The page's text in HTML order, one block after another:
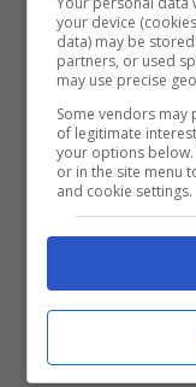
Restano
L’inizio del
posticipato
nazionaleda
I16
your device
data) may be
partners, or used
may use precise
Some vendors
of legitimate
your options
or in the site menu
and cookie settings.